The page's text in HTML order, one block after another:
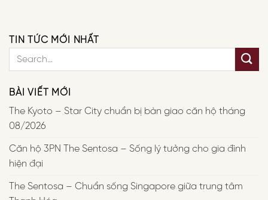
TIN TỨC MỚI NHẤT
BÀI VIẾT MỚI
The Kyoto – Star City chuẩn bị bàn giao căn hộ tháng
08/2026
Căn hộ 3PN The Sentosa – Sống lý tưởng cho gia đình
hiện đại
The Sentosa – Chuẩn sống Singapore giữa trung tâm